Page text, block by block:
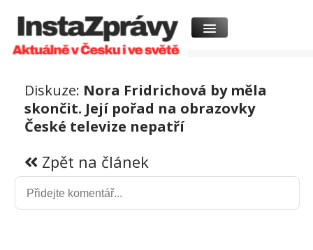
Diskuze: Nora Fridrichová by měla
skončit. Její pořad na obrazovky
České televize nepatří
Zpět na článek